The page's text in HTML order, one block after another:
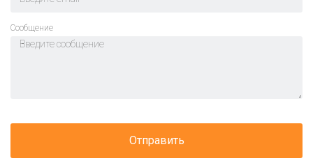
Cообщение
Отправить